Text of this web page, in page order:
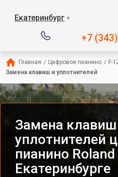
Екатеринбург ▼
+7
Главная / Цифровое пианино / F-
Замена клавиш и уплотнителей
Замена
уплотнителей
пианино Roland
Екатеринбурге